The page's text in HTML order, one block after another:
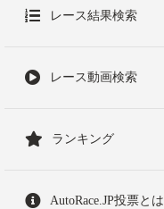
レース結果検索
レース動画検索
ランキング
AutoRace.JP投票とは